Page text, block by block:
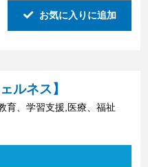
お気に入りに追加
ルネス】
育、学習支援,医療、福祉